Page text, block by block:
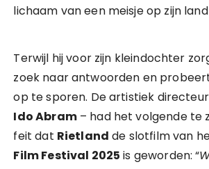
lichaam van een meisje op zijn
Terwijl hij voor zijn kleindochter
zoek naar antwoorden en
op te sporen. De artistiek
Ido Abram– had het volgende te
feit dat Rietland de slotfilm van
Film Festival 2025 is geworden: “